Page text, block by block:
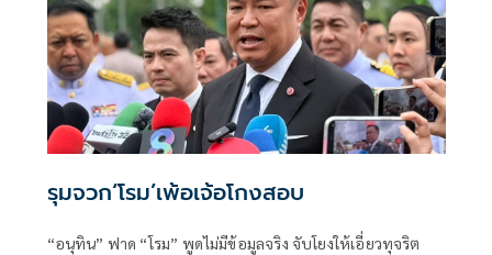
รุมจวก‘โรม’เพ้อเจ้อโกงสอบ
“อนุทิน” ฟาด “โรม” พูดไม่มีข้อมูลจริง จับโยงให้เอี่ยวทุจริต